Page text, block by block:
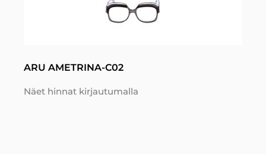
ARU AMETRINA-C02
Näet hinnat kirjautumalla